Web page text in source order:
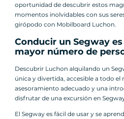
oportunidad de descubrir estos
momentos inolvidables con sus
girópodo con Mobilboard Luchon.
Conducir un Segway
mayor número de
Descubrir Luchon alquilando un
única y divertida, accesible a todo el
asesoramiento adecuado y una
disfrutar de una excursión en
El Segway es fácil de usar y se